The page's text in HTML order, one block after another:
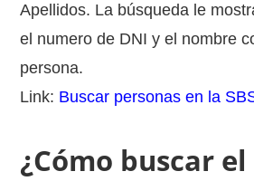
Apellidos. La búsqueda le
el numero de DNI y el nombre
persona.
Link: Buscar personas en la
¿Cómo buscar